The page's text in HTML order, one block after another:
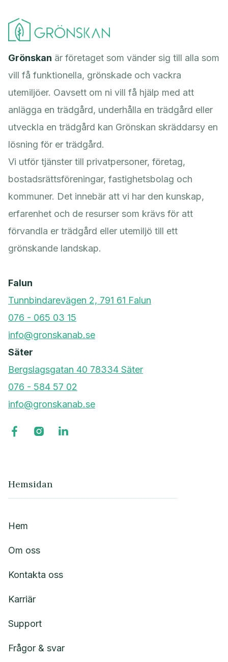
Grönskan är företaget som vänder sig till alla som
vill få funktionella, grönskade och vackra
utemiljöer. Oavsett om ni vill få hjälp med att
anlägga en trädgård, underhålla en trädgård eller
utveckla en trädgård kan Grönskan skräddarsy en
lösning för er trädgård.
Vi utför tjänster till privatpersoner, företag,
bostadsrättsföreningar, fastighetsbolag och
kommuner. Det innebär att vi har den kunskap,
erfarenhet och de resurser som krävs för att
förvandla er trädgård eller utemiljö till ett
grönskande landskap.
Falun
Tunnbindarevägen 2, 791 61 Falun
076 - 065 03 15
info@gronskanab.se
Säter
Bergslagsgatan 40 78334 Säter
076 - 584 57 02
info@gronskanab.se
  
Hemsidan
Hem
Om oss
Kontakta oss
Karriär
Support
Frågor & svar